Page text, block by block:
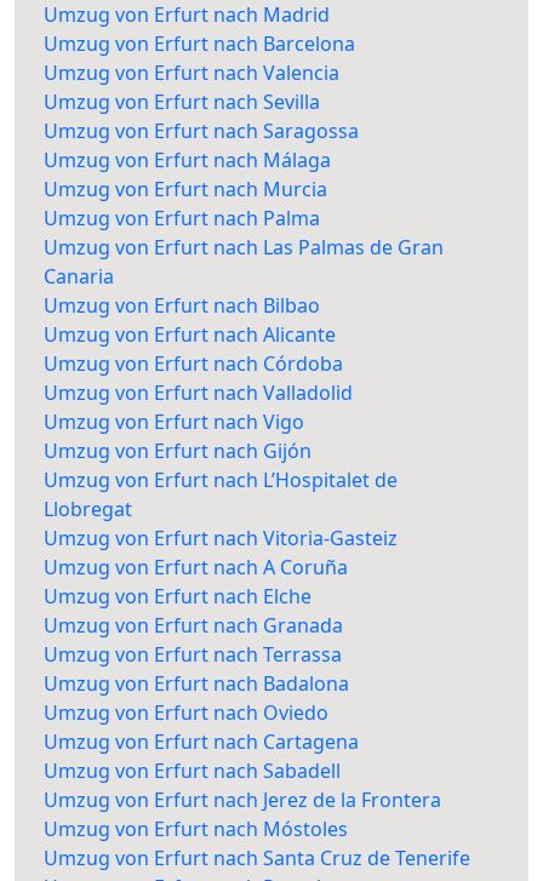
Umzug von Erfurt nach Madrid
Umzug von Erfurt nach Barcelona
Umzug von Erfurt nach Valencia
Umzug von Erfurt nach Sevilla
Umzug von Erfurt nach Saragossa
Umzug von Erfurt nach Málaga
Umzug von Erfurt nach Murcia
Umzug von Erfurt nach Palma
Umzug von Erfurt nach Las Palmas de Gran
Canaria
Umzug von Erfurt nach Bilbao
Umzug von Erfurt nach Alicante
Umzug von Erfurt nach Córdoba
Umzug von Erfurt nach Valladolid
Umzug von Erfurt nach Vigo
Umzug von Erfurt nach Gijón
Umzug von Erfurt nach L’Hospitalet de
Llobregat
Umzug von Erfurt nach Vitoria-Gasteiz
Umzug von Erfurt nach A Coruña
Umzug von Erfurt nach Elche
Umzug von Erfurt nach Granada
Umzug von Erfurt nach Terrassa
Umzug von Erfurt nach Badalona
Umzug von Erfurt nach Oviedo
Umzug von Erfurt nach Cartagena
Umzug von Erfurt nach Sabadell
Umzug von Erfurt nach Jerez de la Frontera
Umzug von Erfurt nach Móstoles
Umzug von Erfurt nach Santa Cruz de Tenerife